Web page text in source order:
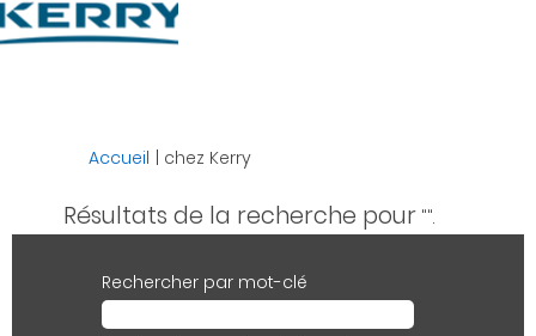
Accueil chez Kerry(page
Résultats de la recherche pour"".
Rechercher par mot-clé